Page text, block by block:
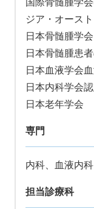
国際骨髄腫学
ジア・オース
日本骨髄腫学
日本骨髄腫患
日本血液学会
日本内科学会
日本老年学会
専門
内科、血液内科
担当診療科